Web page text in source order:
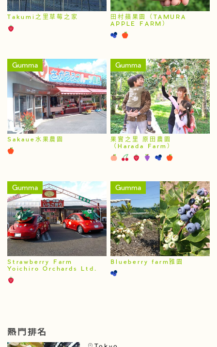
Takumi之里草莓之家
田村蘋果園（TAMURA
APPLE FARM）
Gumma
Sakaue水果農園
Gumma
果實之里 原田農園
（Harada Farm）
Gumma
Strawberry Farm
Yoichiro Orchards Ltd.
Gumma
Blueberry farm雅園
熱門排名